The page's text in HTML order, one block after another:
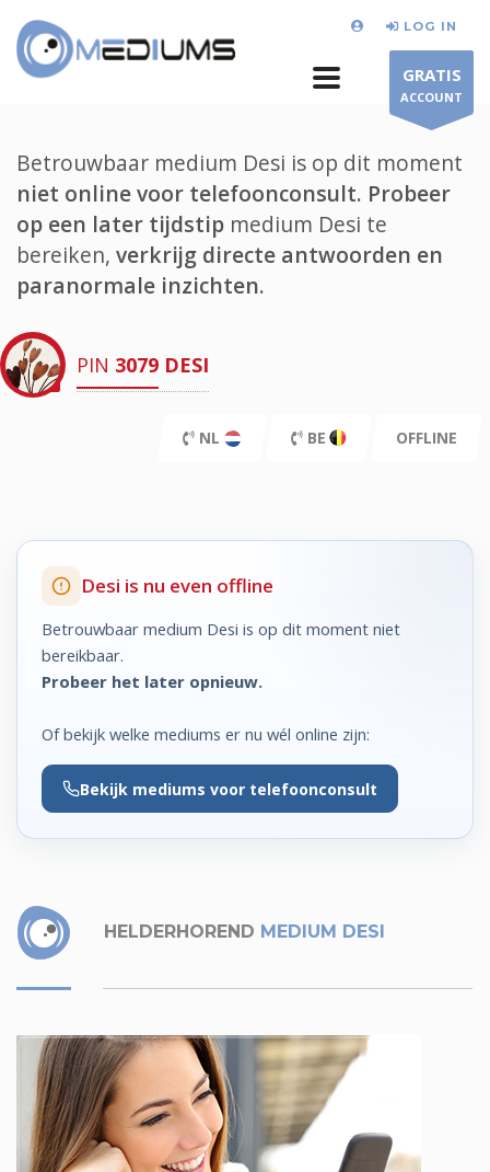
LOG IN
GRATIS
ACCOUNT
Betrouwbaar medium Desi is op dit moment
niet online voor telefoonconsult. Probeer
op een later tijdstip medium Desi te
bereiken, verkrijg directe antwoorden en
paranormale inzichten.
PIN 3079 DESI
NL BE OFFLINE
Desi is nu even offline
Betrouwbaar medium Desi is op dit moment niet
bereikbaar.
Probeer het later opnieuw.
Of bekijk welke mediums er nu wél online zijn:
Bekijk mediums voor telefoonconsult
HELDERHOREND MEDIUM DESI